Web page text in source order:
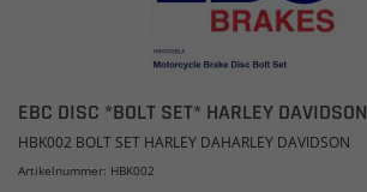
EBC DISC *BOLT SET* HARLEY DAVIDSON
HBK002 BOLT SET HARLEY DAHARLEY DAVIDSON
Artikelnummer: HBK002